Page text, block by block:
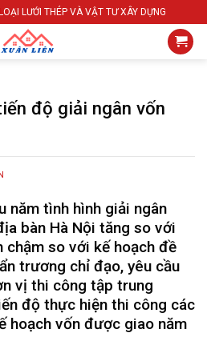
LƯỚI THÉP VÀ VẬT TƯ XÂY DỰNG
độ giải ngân vốn
năm tình hình giải ngân
bàn Hà Nội tăng so với
chậm so với kế hoạch đề
trương chỉ đạo, yêu cầu
vị thi công tập trung
độ thực hiện thi công các
hoạch vốn được giao năm